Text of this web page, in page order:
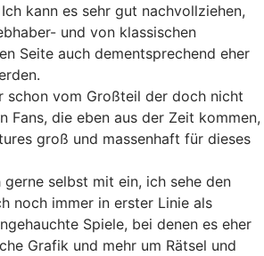
kann es sehr gut nachvollziehen,
und von klassischen
Seite auch dementsprechend eher
schon vom Großteil der doch nicht
Fans, die eben aus der Zeit kommen,
groß und massenhaft für dieses
selbst mit ein, ich sehe den
noch immer in erster Linie als
Spiele, bei denen es eher
Grafik und mehr um Rätsel und